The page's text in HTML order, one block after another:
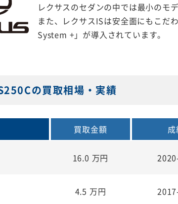
レクサスのセダンの中では最小のモ
また、レクサスISは安全面にもこだ
System +」が導入されています。
の買取相場・実績
買取金額 成
16.0 万円
4.5 万円